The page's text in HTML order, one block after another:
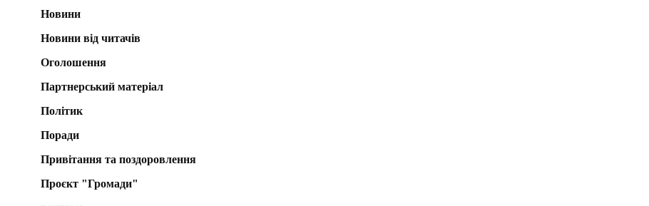
Новини
Новини від читачів
Оголошення
Партнерський матеріал
Політик
Поради
Привітання та поздоровлення
Проєкт "Громади"